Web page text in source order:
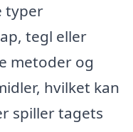
typer
tegl eller
metoder og
hvilket kan
spiller tagets